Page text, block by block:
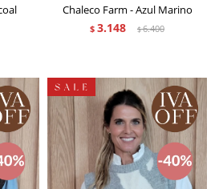
Chaleco Farm - Azul Marino
$ 3.148 $6.400